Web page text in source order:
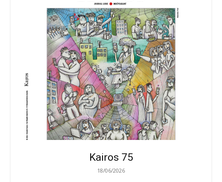
Kairos 75
18/06/2026